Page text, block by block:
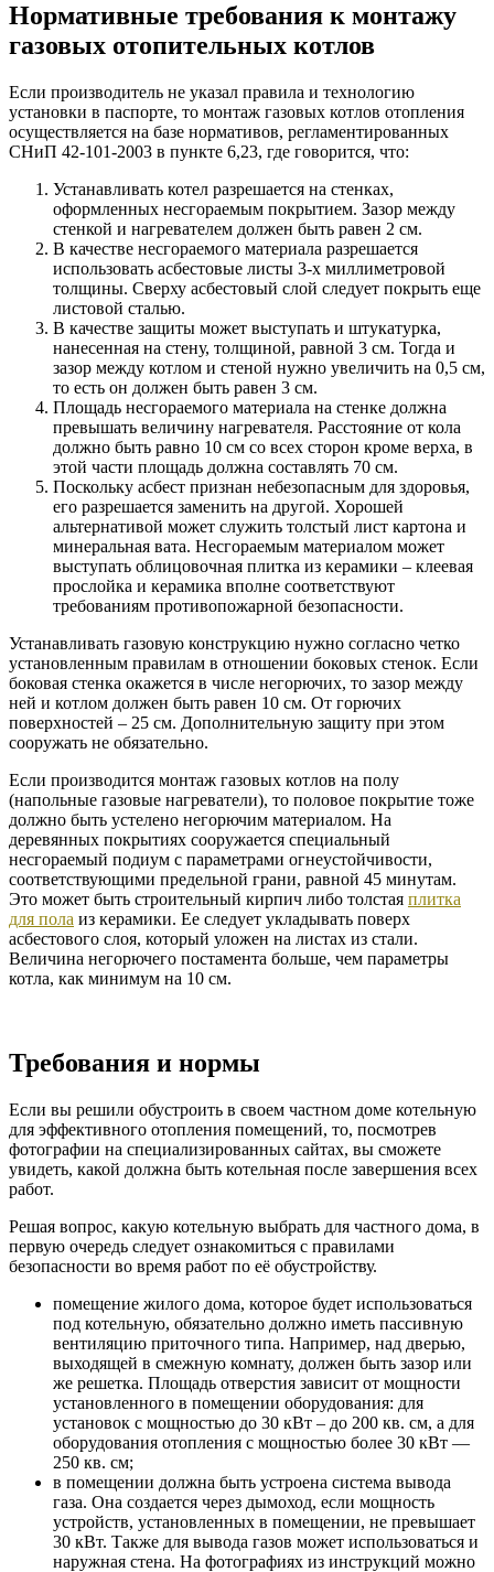
Нормативные требования к монтажу
газовых отопительных котлов
Если производитель не указал правила и технологию
установки в паспорте, то монтаж газовых котлов отопления
осуществляется на базе нормативов, регламентированных
СНиП 42-101-2003 в пункте 6,23, где говорится, что:
Устанавливать котел разрешается на стенках,
оформленных несгораемым покрытием. Зазор между
стенкой и нагревателем должен быть равен 2 см.
В качестве несгораемого материала разрешается
использовать асбестовые листы 3-х миллиметровой
толщины. Сверху асбестовый слой следует покрыть еще
листовой сталью.
В качестве защиты может выступать и штукатурка,
нанесенная на стену, толщиной, равной 3 см. Тогда и
зазор между котлом и стеной нужно увеличить на 0,5 см,
то есть он должен быть равен 3 см.
Площадь несгораемого материала на стенке должна
превышать величину нагревателя. Расстояние от кола
должно быть равно 10 см со всех сторон кроме верха, в
этой части площадь должна составлять 70 см.
Поскольку асбест признан небезопасным для здоровья,
его разрешается заменить на другой. Хорошей
альтернативой может служить толстый лист картона и
минеральная вата. Несгораемым материалом может
выступать облицовочная плитка из керамики – клеевая
прослойка и керамика вполне соответствуют
требованиям противопожарной безопасности.
Устанавливать газовую конструкцию нужно согласно четко
установленным правилам в отношении боковых стенок. Если
боковая стенка окажется в числе негорючих, то зазор между
ней и котлом должен быть равен 10 см. От горючих
поверхностей – 25 см. Дополнительную защиту при этом
сооружать не обязательно.
Если производится монтаж газовых котлов на полу
(напольные газовые нагреватели), то половое покрытие тоже
должно быть устелено негорючим материалом. На
деревянных покрытиях сооружается специальный
несгораемый подиум с параметрами огнеустойчивости,
соответствующими предельной грани, равной 45 минутам.
Это может быть строительный кирпич либо толстая плитка
для пола из керамики. Ее следует укладывать поверх
асбестового слоя, который уложен на листах из стали.
Величина негорючего постамента больше, чем параметры
котла, как минимум на 10 см.
Требования и нормы
Если вы решили обустроить в своем частном доме котельную
для эффективного отопления помещений, то, посмотрев
фотографии на специализированных сайтах, вы сможете
увидеть, какой должна быть котельная после завершения всех
работ.
Решая вопрос, какую котельную выбрать для частного дома, в
первую очередь следует ознакомиться с правилами
безопасности во время работ по её обустройству.
помещение жилого дома, которое будет использоваться
под котельную, обязательно должно иметь пассивную
вентиляцию приточного типа. Например, над дверью,
выходящей в смежную комнату, должен быть зазор или
же решетка. Площадь отверстия зависит от мощности
установленного в помещении оборудования: для
установок с мощностью до 30 кВт – до 200 кв. см, а для
оборудования отопления с мощностью более 30 кВт —
250 кв. см;
в помещении должна быть устроена система вывода
газа. Она создается через дымоход, если мощность
устройств, установленных в помещении, не превышает
30 кВт. Также для вывода газов может использоваться и
наружная стена. На фотографиях из инструкций можно